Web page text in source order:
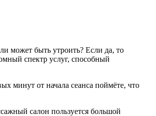
может быть утроить? Если да, то
спектр услуг, способный
минут от начала сеанса поймёте, что
салон пользуется большой